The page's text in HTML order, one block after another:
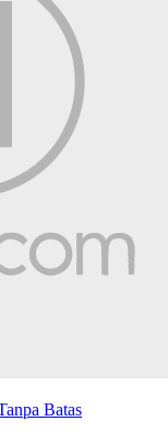
Batas